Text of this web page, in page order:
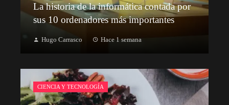
La historia de la informática contada por
sus 10 ordenadores más importantes
Hugo Carrasco Hace 1 semana
CIENCIA Y TECNOLOGÍA